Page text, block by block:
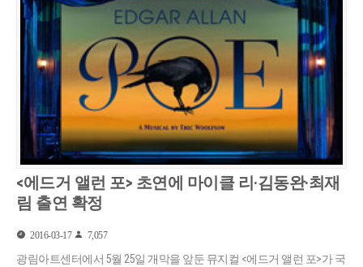
<에드거 앨런 포> 초연에 마이클 리·김동완·최재
림 출연 확정
2016-03-17 7,057
광림아트센터에서 5월 25일 개막을 앞둔 뮤지컬 <에드거 앨런 포>가 국